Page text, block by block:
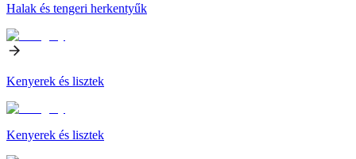
Halak és tengeri herkentyűk
Kenyerek és lisztek
Kenyerek és lisztek